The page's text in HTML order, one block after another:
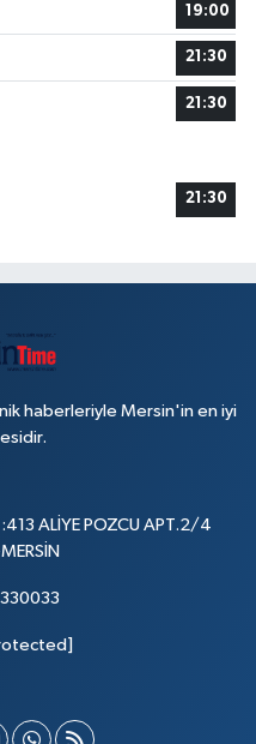
19:00
21:30
21:30
21:30
haberleriyle Mersin'in en iyi
ALİYE POZCU APT.2/4